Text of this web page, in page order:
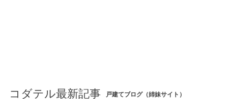
コダテル最新記事 戸建てブログ（姉妹サイト）